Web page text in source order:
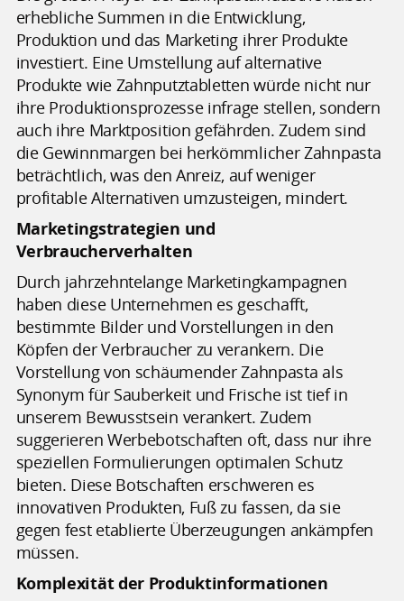
erhebliche Summen in die Entwicklung,
Produktion und das Marketing ihrer Produkte
investiert. Eine Umstellung auf alternative
Produkte wie Zahnputztabletten würde nicht nur
ihre Produktionsprozesse infrage stellen, sondern
auch ihre Marktposition gefährden. Zudem sind
die Gewinnmargen bei herkömmlicher Zahnpasta
beträchtlich, was den Anreiz, auf weniger
profitable Alternativen umzusteigen, mindert.
Marketingstrategien und
Verbraucherverhalten
Durch jahrzehntelange Marketingkampagnen
haben diese Unternehmen es geschafft,
bestimmte Bilder und Vorstellungen in den
Köpfen der Verbraucher zu verankern. Die
Vorstellung von schäumender Zahnpasta als
Synonym für Sauberkeit und Frische ist tief in
unserem Bewusstsein verankert. Zudem
suggerieren Werbebotschaften oft, dass nur ihre
speziellen Formulierungen optimalen Schutz
bieten. Diese Botschaften erschweren es
innovativen Produkten, Fuß zu fassen, da sie
gegen fest etablierte Überzeugungen ankämpfen
müssen.
Komplexität der Produktinformationen